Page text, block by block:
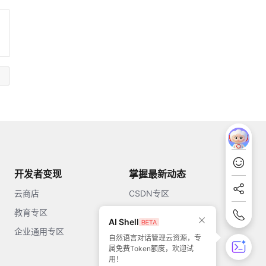
AI Shell
自然语言对话管理云资源，专
属免费Token额度，欢迎试
用！
开发者变现
云商店
教育专区
企业通用专区
掌握最新动态
CSDN专区
51CTO